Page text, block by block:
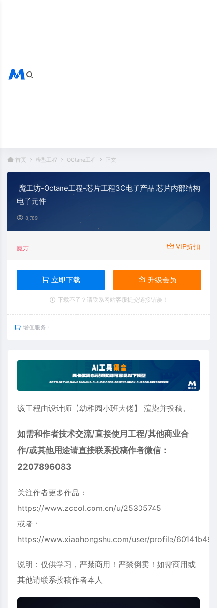
首页 模型工程 OCtane工程 正文
魔工坊-Octane工程-芯片工程3C电子产品 芯片内部结构
电子元件
8,789
魔方 VIP折扣
立即下载 升级会员
下载不了？请联系网站客服提交链接错误！
增值服务：
该工程由设计师【幼稚园小班大佬】 渲染并投稿。
如需和作者技术交流/直接使用工程/其他商业合
作/或其他用途请直接联系投稿作者微信：
2207896083
关注作者更多作品：
https://www.zcool.com.cn/u/25305745
或者：
https://www.xiaohongshu.com/user/profile/
说明：仅供学习，严禁商用！严禁倒卖！如需商用或
其他请联系投稿作者本人